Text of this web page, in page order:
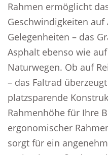
Rahmen ermöglicht
Geschwindigkeiten
Gelegenheiten – das
Asphalt ebenso wie
Naturwegen. Ob auf
– das Faltrad
platzsparende
Rahmenhöhe für Ihre
ergonomischer
sorgt für ein